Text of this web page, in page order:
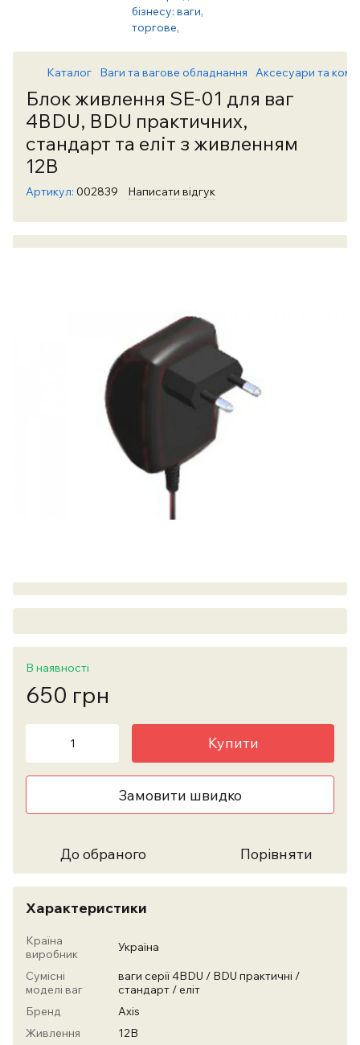
Каталог Ваги та вагове обладнання Аксесуари та
Блок живлення SE-01 для ваг
4BDU, BDU практичних,
стандарт та еліт з живленням
12В
Артикул: 002839 Написати відгук
В наявності
650 грн
Купити
Замовити швидко
До обраного Порівняти
Характеристики
Країна
виробник
Україна
Сумісні
моделі ваг
ваги серії 4BDU / BDU практичні /
стандарт / еліт
Бренд
Axis
Живлення
12В